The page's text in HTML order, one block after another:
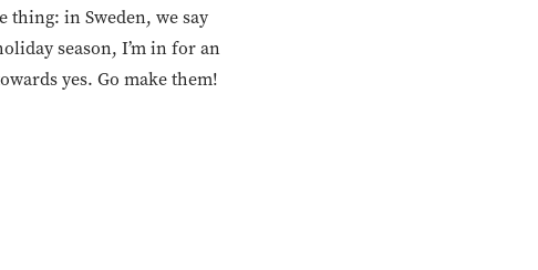
thing: in Sweden, we say
season, I’m in for an
yes. Go make them!